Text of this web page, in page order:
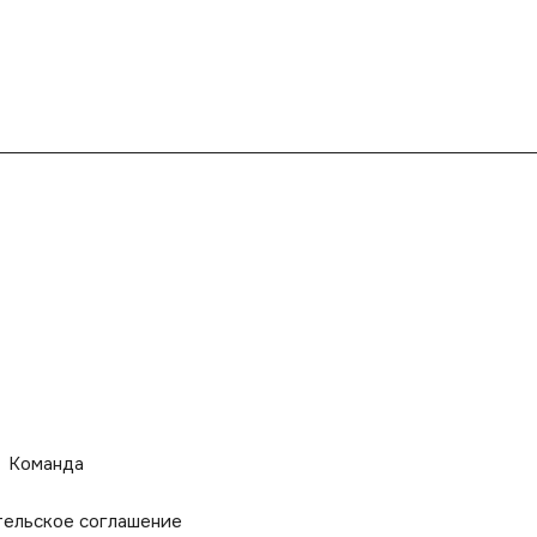
Команда
соглашение